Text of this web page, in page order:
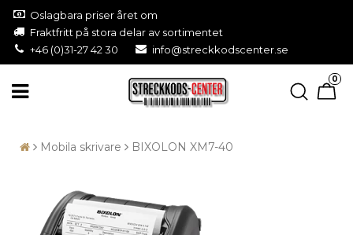
Oslagbara priser året om
Fraktfritt på stora delar av sortimentet
+46 (0)31-27 42 30
info@streckkodscenter.se
0
Mobila skrivare BIXOLON XM7-40